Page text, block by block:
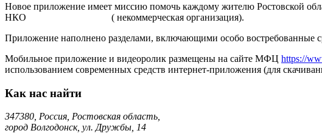
Новое приложение имеет миссию помочь каждому жителю Ростовской
НКО ( некоммерческая организация).
Приложение наполнено разделами, включающими особо
Мобильное приложение и видеоролик размещены на сайте МФЦ https://
использованием современных средств интернет-приложения (для
Как нас найти
347380, Россия, Ростовская область,
город Волгодонск, ул. Дружбы, 14